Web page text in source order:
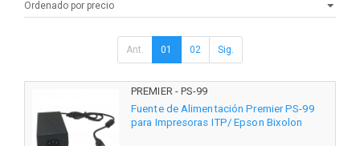
Ant. 01 02 Sig.
PREMIER - PS-99
Fuente de Alimentación Premier PS-99
para Impresoras ITP/ Epson Bixolon